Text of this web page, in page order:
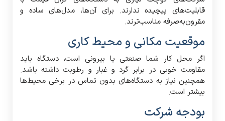
قابلیت‌های پیچیده ندارند. برای آن‌ها، مدل‌های ساده و
مقرون‌به‌صرفه مناسب‌ترند.
موقعیت مکانی و محیط کاری
اگر محل کار شما صنعتی یا بیرونی است، دستگاه باید
مقاومت خوبی در برابر گرد و غبار و رطوبت داشته باشد.
همچنین نیاز به دستگاه‌های بدون تماس در برخی محیط‌ها
بیشتر است.
بودجه شرکت